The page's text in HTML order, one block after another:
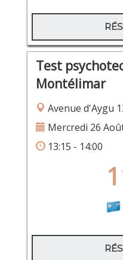
Test
Montélimar
Avenue d'Aygu
Mercredi 26
13:15 - 14:00